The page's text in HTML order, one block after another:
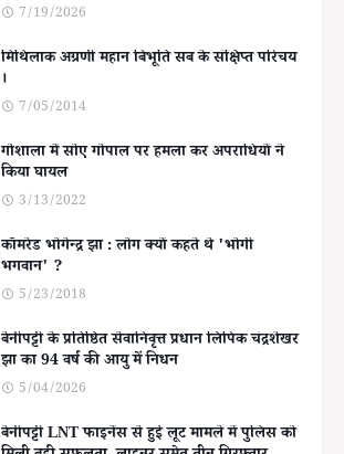
7/19/2026
मिथिलाक अग्रणी महान बिभूति सब के संक्षिप्त परिचय
।
7/05/2014
गोशाला में सोए गोपाल पर हमला कर अपराधियों ने
किया घायल
3/13/2022
कॉमरेड भोगेन्द्र झा : लोग क्यों कहते थे 'भोगी
भगवान' ?
5/23/2018
बेनीपट्टी के प्रतिष्ठित सेवानिवृत्त प्रधान लिपिक चंद्रशेखर
झा का 94 वर्ष की आयु में निधन
5/04/2026
बेनीपट्टी LNT फाइनेंस से हुई लूट मामले में पुलिस को